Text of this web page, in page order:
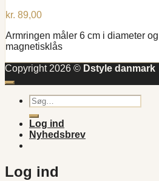
kr. 89,00
Armringen måler 6 cm i diameter
magnetisklås
Copyright 2026 © Dstyle danmark
Søg
efter:
Log ind
Nyhedsbrev
Log ind